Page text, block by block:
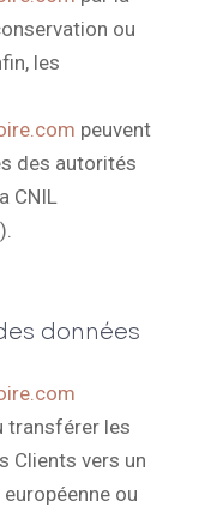
ou
les
peuvent
des autorités
CNIL
données
transférer les
Clients vers un
ou